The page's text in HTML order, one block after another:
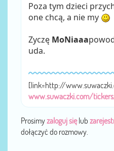
Poza tym dzieci
one chcą, a nie my
Zyczę MoNiaaa
uda.
[link=http://
www.suwaczki.com/
Prosimyzaloguj sięlub
dołączyć do rozmowy.